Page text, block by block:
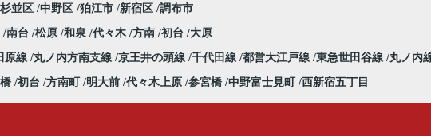
杉並区 中野区 狛江市 新宿区 調布市
南台 松原 和泉 代々木 方南 初台 大原
原線 丸ノ内方南支線 京王井の頭線 千代田線 都営大江戸線 東急世田谷線 丸ノ内
初台 方南町 明大前 代々木上原 参宮橋 中野富士見町 西新宿五丁目